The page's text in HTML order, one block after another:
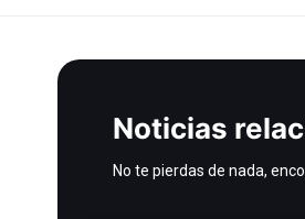
Noticias
No te pierdas de nada,